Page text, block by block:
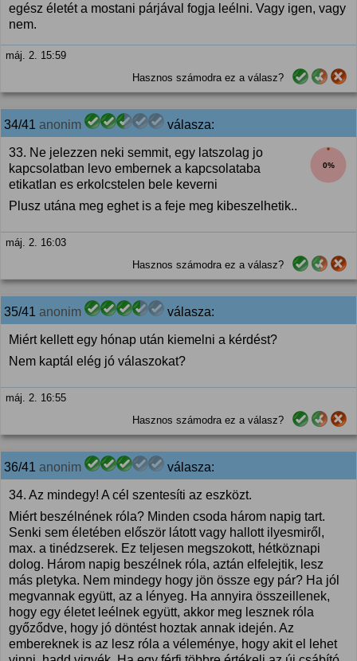
egész életét a mostani párjával fogja leélni. Vagy igen, vagy
nem.
máj. 2. 15:59
Hasznos számodra ez a válasz?
34/41 anonim válasza:
0%
33. Ne jelezzen neki semmit, egy latszolag jo
kapcsolatban levo embernek a kapcsolataba
etikatlan es erkolcstelen bele keverni
Plusz utána meg eghet is a feje meg kibeszelhetik..
máj. 2. 16:03
Hasznos számodra ez a válasz?
35/41 anonim válasza:
Miért kellett egy hónap után kiemelni a kérdést?
Nem kaptál elég jó válaszokat?
máj. 2. 16:55
Hasznos számodra ez a válasz?
36/41 anonim válasza:
34. Az mindegy! A cél szentesíti az eszközt.
Miért beszélnének róla? Minden csoda három napig tart.
Senki sem életében először látott vagy hallott ilyesmiről,
max. a tinédzserek. Ez teljesen megszokott, hétköznapi
dolog. Három napig beszélnek róla, aztán elfelejtik, lesz
más pletyka. Nem mindegy hogy jön össze egy pár? Ha jól
megvannak együtt, az a lényeg. Ha annyira összeillenek,
hogy egy életet leélnek együtt, akkor meg lesznek róla
győződve, hogy jó döntést hoztak annak idején. Az
embereknek is az lesz róla a véleménye, hogy akit el lehet